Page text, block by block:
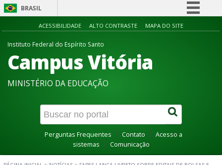
BRASIL
Simplifique!
Acesso à informação
Canais
ACESSIBILIDADE ALTO CONTRASTE MAPA DO SITE
Instituto Federal do Espírito Santo
Campus Vitória
MINISTÉRIO DA EDUCAÇÃO
Perguntas Frequentes Contato
Acesso a
sistemas
Comunicação